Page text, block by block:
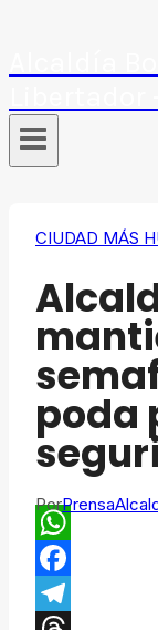
CIUDAD MÁS
poda
Por
WhatsApp
Facebook